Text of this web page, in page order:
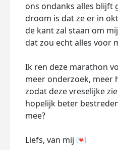
ons ondanks alles blijft
droom is dat ze er in
de kant zal staan om
dat zou echt alles voor
Ik ren deze marathon
meer onderzoek, meer
zodat deze vreselijke
hopelijk beter
mee?
Liefs, van mij 💌